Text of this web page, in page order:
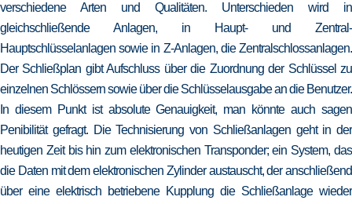
verschiedene Arten und Qualitäten. Unterschieden wird in
gleichschließende Anlagen, in Haupt- und Zentral-
Hauptschlüsselanlagen sowie in Z-Anlagen, die Zentralschlossanlagen.
Der Schließplan gibt Aufschluss über die Zuordnung der Schlüssel zu
einzelnen Schlössern sowie über die Schlüsselausgabe an die Benutzer.
In diesem Punkt ist absolute Genauigkeit, man könnte auch sagen
Penibilität gefragt. Die Technisierung von Schließanlagen geht in der
heutigen Zeit bis hin zum elektronischen Transponder; ein System, das
die Daten mit dem elektronischen Zylinder austauscht, der anschließend
über eine elektrisch betriebene Kupplung die Schließanlage wieder